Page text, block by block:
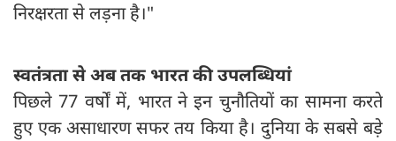
निरक्षरता से लड़ना है।"
स्वतंत्रता से अब तक भारत की उपलब्धियां
पिछले 77 वर्षों में, भारत ने इन चुनौतियों का सामना करते
हुए एक असाधारण सफर तय किया है। दुनिया के सबसे बड़े